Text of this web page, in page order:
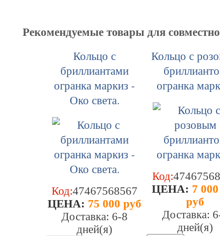
Рекомендуемые товары для
Кольцо с
бриллиантами
огранка маркиз -
Око света.
Код:47467568567
ЦEHA: 75 000 руб
Доставка: 6-8
дней(я)
Кольцо с
огранка
Код:
ЦEHA: 7
руб
Доставка:
дней(я)